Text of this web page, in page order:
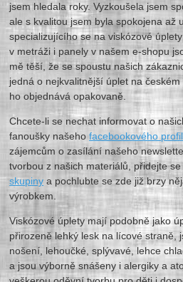
jsem hledala roky. Vyzkoušela jsem
ale s kvalitou jsem byla spokojena až
specializujícího se na viskózové
v metráži i panely v našem e-shopu
mě těší, že se spoustu našich
jedná o nejkvalitnější úplet na
ho objednává opakovaně.
Chcete-li se nechat informovat o
fanoušky našehofacebookového
zájemcům o zasílání našeho
tvorbou z našich materiálů, přidejte
skupiny a pochlubte se zde již brzy
výrobkem.
Viskózové úplety mají podobně jako
přirozeně lehký lesk na lícové straně,
nošení, lehoučké, splývavé, lehce
a jsou výborně snášeny i alergiky a